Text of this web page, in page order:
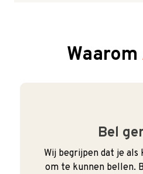
Waarom
Bel
Wij begrijpen dat je
om te kunnen bellen.